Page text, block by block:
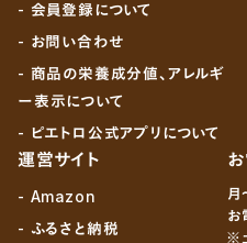
- 会員登録について
- お問い合わせ
- 商品の栄養成分値、アレルギ
ー表示について
- ピエトロ公式アプリについて
運営サイト
- Amazon
- ふるさと納税
月
※